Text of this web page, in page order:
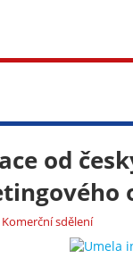
od
Komerční sdělení